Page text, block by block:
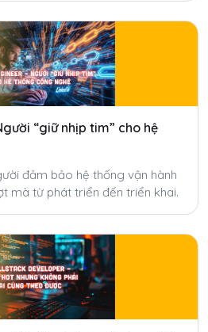
“giữ nhịp tim” cho hệ
đảm bảo hệ thống vận hành
mà từ phát triển đến triển khai.